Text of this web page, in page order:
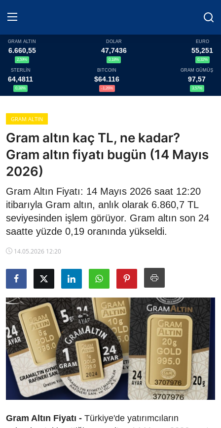
Haberler
Döviz
Altın Fiyatları
Döviz Kurları
Fonlar
Kripto Paralar
Çeviriciler
TCMB Kurları
Kapalı Çarşı
Şirket Haberleri
GRAM ALTIN
6.660,55
2,59%
DOLAR
47,7436
0,18%
EURO
55,251
0,32%
STERLİN
64,4811
0,38%
BITCOIN
$64.116
-1,26%
GRAM GÜMÜŞ
97,57
3,57%
GRAM ALTIN
Gram altın kaç TL, ne kadar?
Gram altın fiyatı bugün (14 Mayıs
2026)
Gram Altın Fiyatı: 14 Mayıs 2026 saat 12:20
itibarıyla Gram altın, anlık olarak 6.860,7 TL
seviyesinden işlem görüyor. Gram altın son 24
saatte yüzde 0,19 oranında yükseldi.
14.05.2026 12:20
Gram Altın Fiyatı - Türkiye'de yatırımcıların